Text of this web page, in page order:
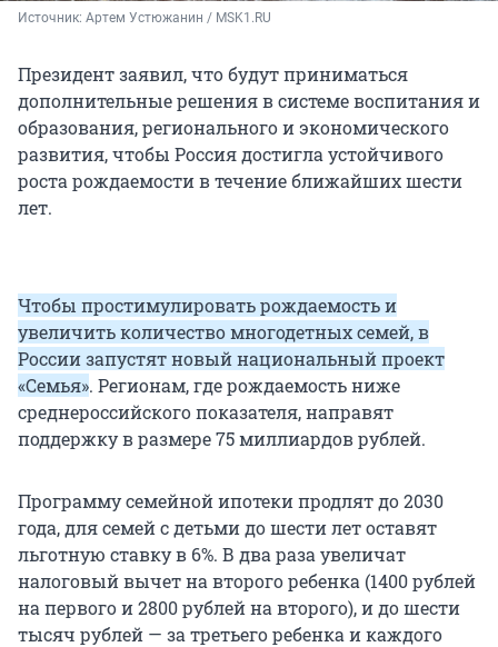
Источник: Артем Устюжанин / MSK1.RU
Президент заявил, что будут приниматься
дополнительные решения в системе воспитания и
образования, регионального и экономического
развития, чтобы Россия достигла устойчивого
роста рождаемости в течение ближайших шести
лет.
Чтобы простимулировать рождаемость и
увеличить количество многодетных семей, в
России запустят новый национальный проект
«Семья». Регионам, где рождаемость ниже
среднероссийского показателя, направят
поддержку в размере 75 миллиардов рублей.
Программу семейной ипотеки продлят до 2030
года, для семей с детьми до шести лет оставят
льготную ставку в 6%. В два раза увеличат
налоговый вычет на второго ребенка (1400 рублей
на первого и 2800 рублей на второго), и до шести
тысяч рублей — за третьего ребенка и каждого